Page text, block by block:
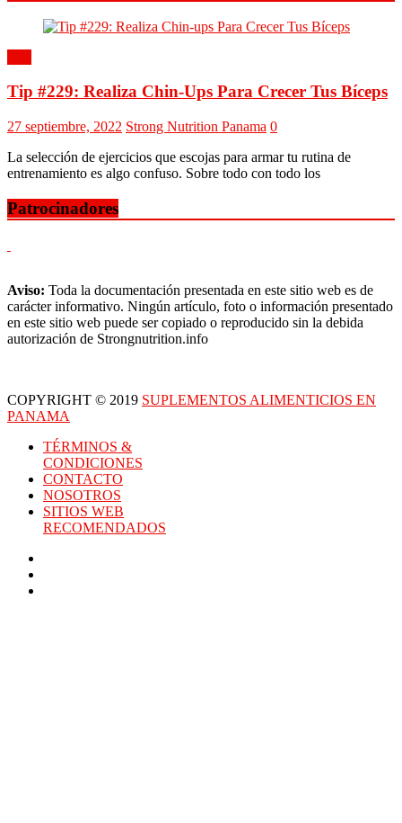
Tip #229: Realiza Chin-Ups Para Crecer Tus Bíceps
27 septiembre, 2022 Strong Nutrition Panama 0
La selección de ejercicios que escojas para armar tu rutina de
entrenamiento es algo confuso. Sobre todo con todo los
Patrocinadores
Aviso: Toda la documentación presentada en este sitio web es de
carácter informativo. Ningún artículo, foto o información presentado
en este sitio web puede ser copiado o reproducido sin la debida
autorización de Strongnutrition.info
COPYRIGHT © 2019 SUPLEMENTOS ALIMENTICIOS EN
PANAMA
TÉRMINOS &
CONDICIONES
CONTACTO
NOSOTROS
SITIOS WEB
RECOMENDADOS